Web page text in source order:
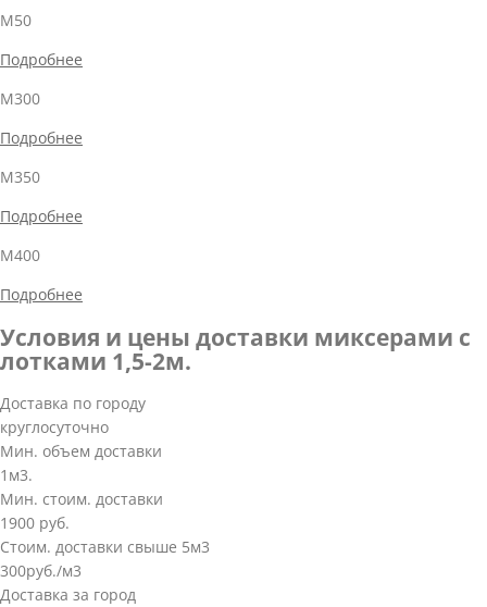
М50
Подробнее
М300
Подробнее
М350
Подробнее
М400
Подробнее
Условия и цены доставки миксерами с
лотками 1,5-2м.
Доставка по городу
круглосуточно
Мин. объем доставки
1м3.
Мин. стоим. доставки
1900 руб.
Стоим. доставки свыше 5м3
300руб./м3
Доставка за город